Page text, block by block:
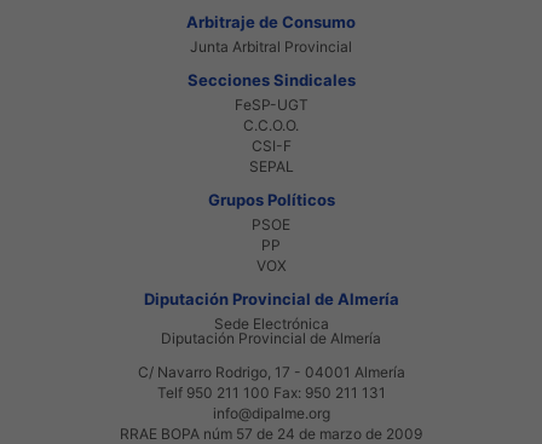
Arbitraje de Consumo
Junta Arbitral Provincial
Secciones Sindicales
FeSP-UGT
C.C.O.O.
CSI-F
SEPAL
Grupos Políticos
PSOE
PP
VOX
Diputación Provincial de Almería
Sede Electrónica
Diputación Provincial de Almería
C/ Navarro Rodrigo, 17 - 04001 Almería
Telf 950 211 100 Fax: 950 211 131
info@dipalme.org
RRAE BOPA núm 57 de 24 de marzo de 2009